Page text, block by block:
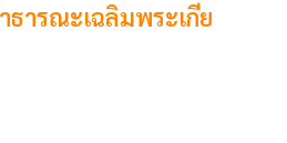
ารณะเฉลิมพระเกีย